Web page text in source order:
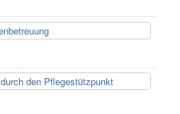
den Pflegestützpunkt